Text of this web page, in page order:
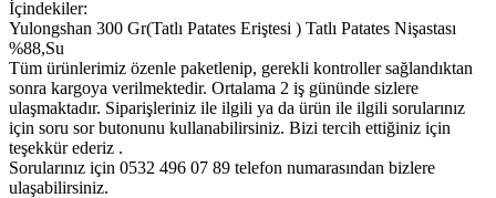
İçindekiler:
Yulongshan 300 Gr(Tatlı Patates Eriştesi ) Tatlı Patates Nişastası
%88,Su
Tüm ürünlerimiz özenle paketlenip, gerekli kontroller sağlandıktan
sonra kargoya verilmektedir. Ortalama 2 iş gününde sizlere
ulaşmaktadır. Siparişleriniz ile ilgili ya da ürün ile ilgili sorularınız
için soru sor butonunu kullanabilirsiniz. Bizi tercih ettiğiniz için
teşekkür ederiz .
Sorularınız için 0532 496 07 89 telefon numarasından bizlere
ulaşabilirsiniz.